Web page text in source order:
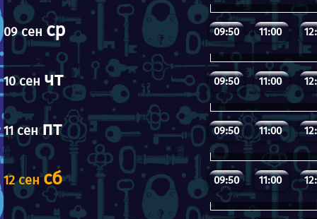
09 сен ср 09:50 11:00
10 сен чт 09:50 11:00
11 сенпт 09:50 11:00
12 сенсб 09:50 11:00